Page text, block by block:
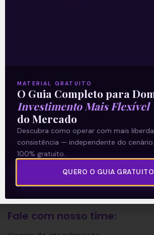
Política de Privacidade
Explore
Artigos
E Eu Com Isso?
Vídeos no Youtube
Manuais de Investimento
Fale com nosso time:
MATERIAL GRATUITO
O Guia Completo para
Investimento Mais Flexível
do Mercado
Descubra como operar com mais
consistência — independente do
100% gratuito.
QUERO O GUIA